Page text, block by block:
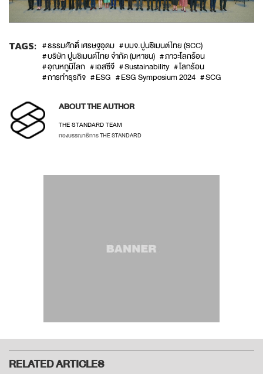
TAGS: ธรรมศักดิ์ เศรษฐอุดม
บมจ.ปูนซิเมนต์ไทย (SCC)
บริษัท ปูนซิเมนต์ไทย จำกัด (มหาชน)
ภาวะโลกร้อน
อุณหภูมิโลก
เอสซีจี Sustainability
โลกร้อน
การทำธุรกิจ
ESG ESG Symposium 2024 SCG
ABOUT THE AUTHOR
THE STANDARD TEAM
กองบรรณาธิการ THE STANDARD
RELATED ARTICLES